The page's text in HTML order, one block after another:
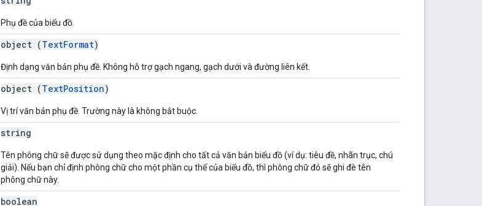
Phụ đề của biểu đồ.
object (TextFormat)
Định dạng văn bản phụ đề. Không hỗ trợ gạch ngang, gạch dưới và đường liên kết.
object (TextPosition)
Vị trí văn bản phụ đề. Trường này là không bắt buộc.
string
Tên phông chữ sẽ được sử dụng theo mặc định cho tất cả văn bản biểu đồ (ví dụ: tiêu đề, nhãn trục, chú
giải). Nếu bạn chỉ định phông chữ cho một phần cụ thể của biểu đồ, thì phông chữ đó sẽ ghi đè tên
phông chữ này.
boolean